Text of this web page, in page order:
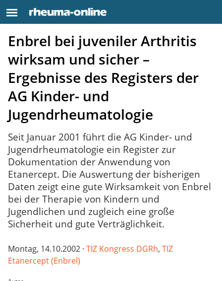
Enbrel bei juveniler Arthritis
wirksam und sicher –
Ergebnisse des Registers der
AG Kinder- und
Jugendrheumatologie
Seit Januar 2001 führt die AG Kinder- und
Jugendrheumatologie ein Register zur
Dokumentation der Anwendung von
Etanercept. Die Auswertung der bisherigen
Daten zeigt eine gute Wirksamkeit von Enbrel
bei der Therapie von Kindern und
Jugendlichen und zugleich eine große
Sicherheit und gute Verträglichkeit.
Montag, 14.10.2002 · TIZ Kongress DGRh, TIZ
Etanercept (Enbrel)